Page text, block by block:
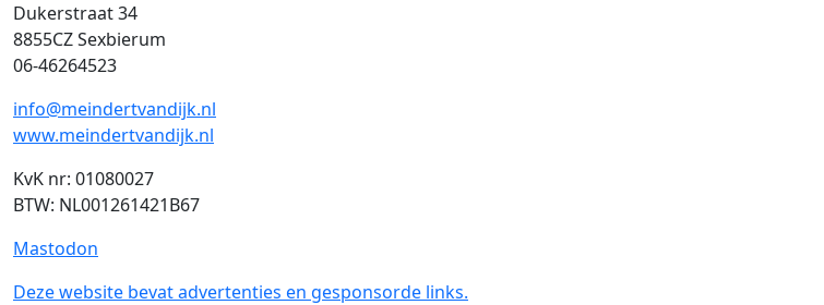
Dukerstraat 34
8855CZ Sexbierum
06-46264523
info@meindertvandijk.nl
www.meindertvandijk.nl
KvK nr: 01080027
BTW: NL001261421B67
Mastodon
Deze website bevat advertenties en gesponsorde links.